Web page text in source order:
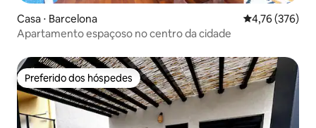
Casa ⋅ Barcelona 4,76 de uma
4,76 (376)
Apartamento espaçoso no centro da cidade
Preferido dos hóspedes
Preferido dos hóspedes